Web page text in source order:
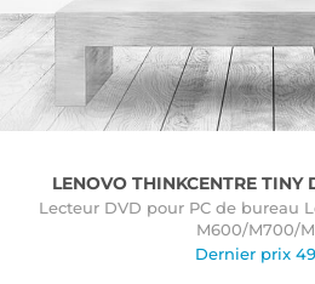
LENOVO THINKCENTRE
Lecteur DVD pour PC de bureau
M600/M700/
Dernier prix